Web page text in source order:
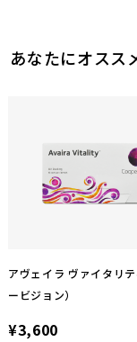
あなたにオスス
アヴェイラ ヴァイタリ
ービジョン）
¥3,600